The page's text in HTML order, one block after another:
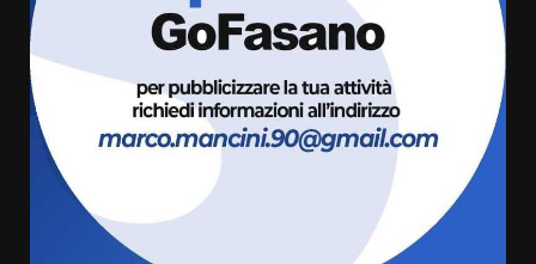
Fasanese ferito a colpi di arma
da fuoco
6 Agosto 2026 18:13
Carta d’identità: continua il piano
di aperture straordinarie del
Comune di Fasano